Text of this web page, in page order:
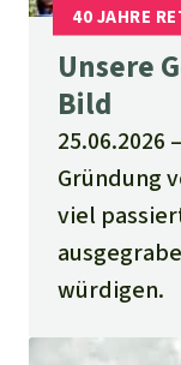
Unsere
Bild
25.06.2026
Gründung
viel
würdigen.